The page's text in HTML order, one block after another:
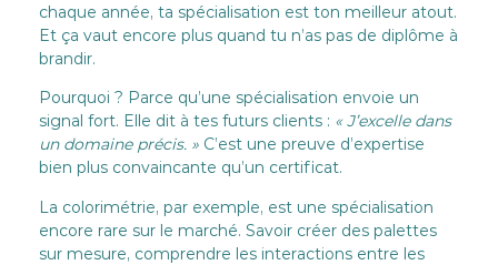
chaque année, ta spécialisation est ton meilleur atout.
Et ça vaut encore plus quand tu n’as pas de diplôme à
brandir.
Pourquoi ? Parce qu’une spécialisation envoie un
signal fort. Elle dit à tes futurs clients : « J’excelle dans
un domaine précis. » C’est une preuve d’expertise
bien plus convaincante qu’un certificat.
La colorimétrie, par exemple, est une spécialisation
encore rare sur le marché. Savoir créer des palettes
sur mesure, comprendre les interactions entre les